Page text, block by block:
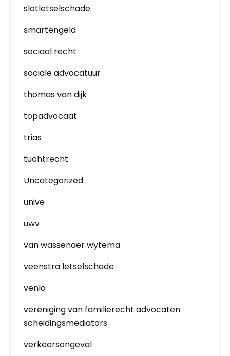
slotletselschade
smartengeld
sociaal recht
sociale advocatuur
thomas van dijk
topadvocaat
trias
tuchtrecht
Uncategorized
unive
uwv
van wassenaer wytema
veenstra letselschade
venlo
vereniging van familierecht advocaten
scheidingsmediators
verkeersongeval